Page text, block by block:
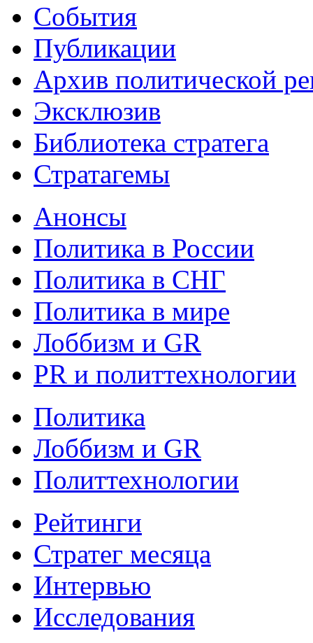
События
Публикации
Архив политической
Эксклюзив
Библиотека стратега
Стратагемы
Анонсы
Политика в России
Политика в СНГ
Политика в мире
Лоббизм и GR
PR и политтехнологии
Политика
Лоббизм и GR
Политтехнологии
Рейтинги
Стратег месяца
Интервью
Исследования